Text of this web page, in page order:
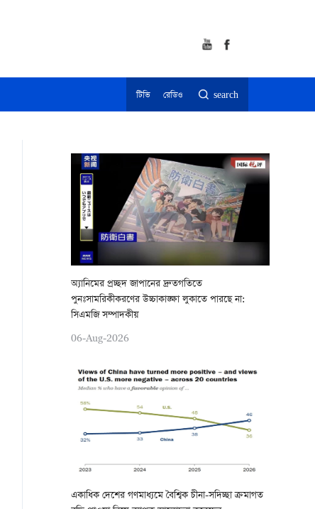
টিভি রেডিও search
অ্যানিমের প্রচ্ছদ জাপানের দ্রুতগতিতে
পুনঃসামরিকীকরণের উচ্চাকাঙ্ক্ষা লুকাতে পারছে না:
সিএমজি সম্পাদকীয়
06-Aug-2026
একাধিক দেশের গণমাধ্যমে বৈশ্বিক চীনা-সদিচ্ছা ক্রমাগত